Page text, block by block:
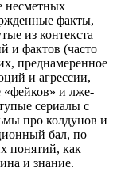
несметных
факты,
из контекста
и фактов (часто
преднамеренное
и агрессии,
«фейков» и лже-
сериалы с
про колдунов и
бал, по
понятий, как
и знание.